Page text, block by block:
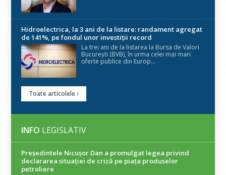
Hidroelectrica, la 3 ani de la listare: randament agregat
de 141%, pe fondul unor investiții record
La trei ani de la listarea la Bursa de Valori
București (BVB), în urma celei mai mari
oferte publice din Europ...
Toate articolele
INFO LEGISLATIV
Președintele Nicuşor Dan a promulgat legea privind
declararea situaţiei de criză pe piaţa produselor
petroliere